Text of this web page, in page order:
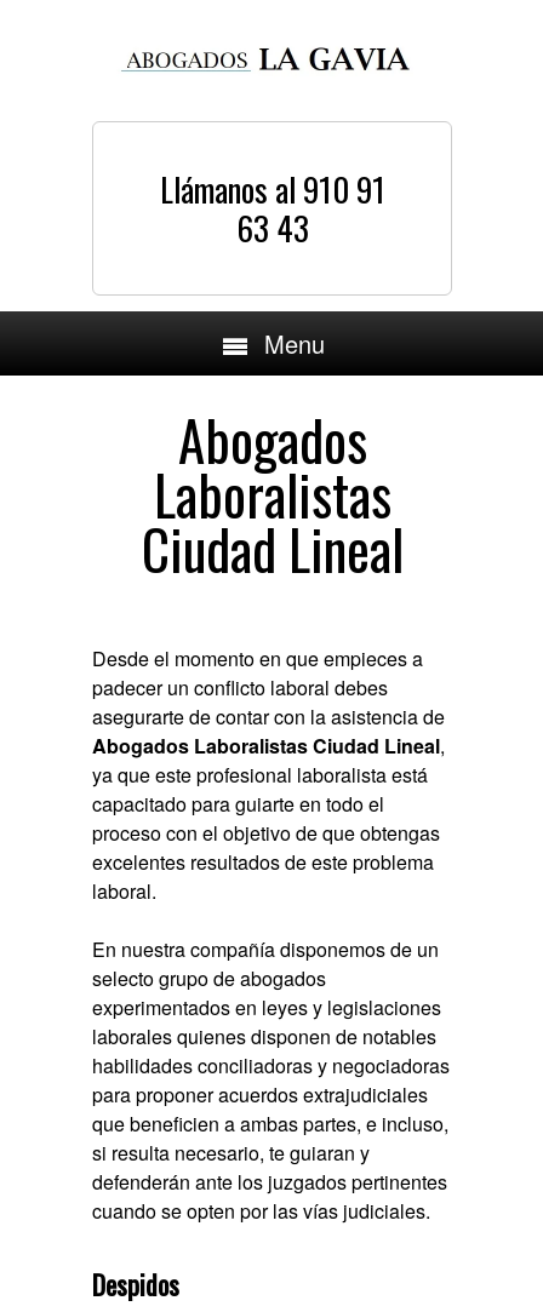
Llámanos al 910 91
63 43
Menu
Abogados
Laboralistas
Ciudad Lineal
Desde el momento en que empieces a
padecer un conflicto laboral debes
asegurarte de contar con la asistencia de
Abogados Laboralistas Ciudad Lineal,
ya que este profesional laboralista está
capacitado para guiarte en todo el
proceso con el objetivo de que obtengas
excelentes resultados de este problema
laboral.
En nuestra compañía disponemos de un
selecto grupo de abogados
experimentados en leyes y legislaciones
laborales quienes disponen de notables
habilidades conciliadoras y negociadoras
para proponer acuerdos extrajudiciales
que beneficien a ambas partes, e incluso,
si resulta necesario, te guiaran y
defenderán ante los juzgados pertinentes
cuando se opten por las vías judiciales.
Despidos